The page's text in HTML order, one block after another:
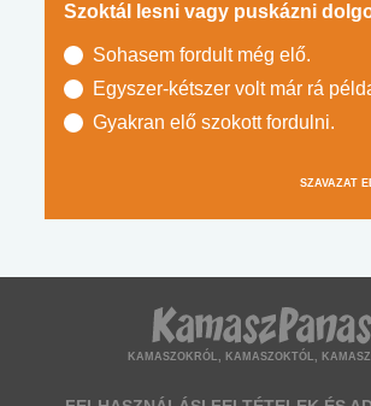
Szoktál lesni vagy puskázni
Sohasem fordult még elő.
Egyszer-kétszer volt már rá
Gyakran elő szokott fordulni.
SZAVAZAT
KAMASZOKRÓL, KAMASZOKTÓL,